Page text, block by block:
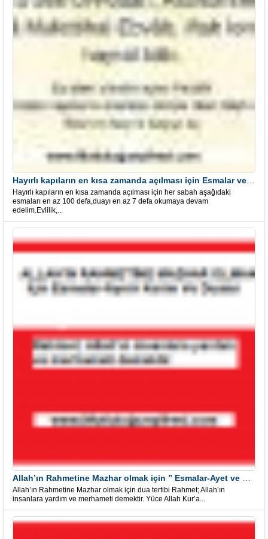
Hayırlı kapıların en kısa zamanda açılması için her sabah aşağıdaki
esmaları en az 100 defa,duayı en az 7 defa okumaya devam
edelim.Evlilik,...
Allah’ın Rahmetine Mazhar olmak için dua tertibi Rahmet; Allah’ın
insanlara yardım ve merhameti demektir. Yüce Allah Kur’a...